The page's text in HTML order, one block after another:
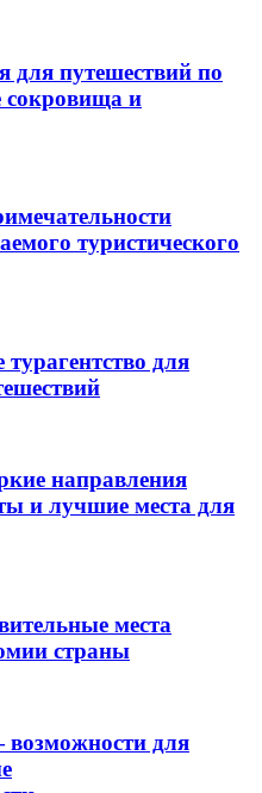
для путешествий по
сокровища и
туристического
для
направления
и лучшие места для
места
страны
для